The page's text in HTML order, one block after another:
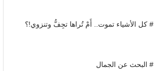
# كل الأشياء تموت.. أَمْ تُراها تجِفُّ وتنزوي!؟
# البحث عن الجمال